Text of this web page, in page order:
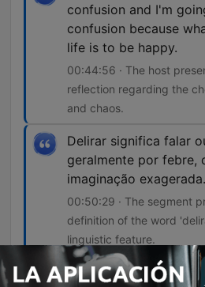
confusion and I'm
confusion because
life is to be happy.
00:44:56 · The host
reflection regarding the
and chaos.
Delirar significa falar
geralmente por febre,
imaginação exagerada.
00:50:29 · The segment
definition of the word
linguistic feature.